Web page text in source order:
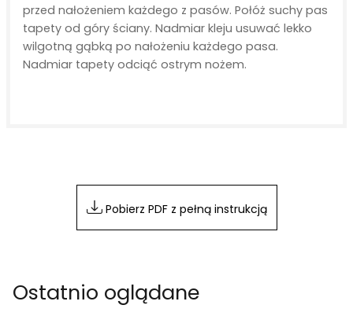
przed nałożeniem każdego z pasów. Połóż suchy pas
tapety od góry ściany. Nadmiar kleju usuwać lekko
wilgotną gąbką po nałożeniu każdego pasa.
Nadmiar tapety odciąć ostrym nożem.
Pobierz PDF z pełną instrukcją
Ostatnio oglądane